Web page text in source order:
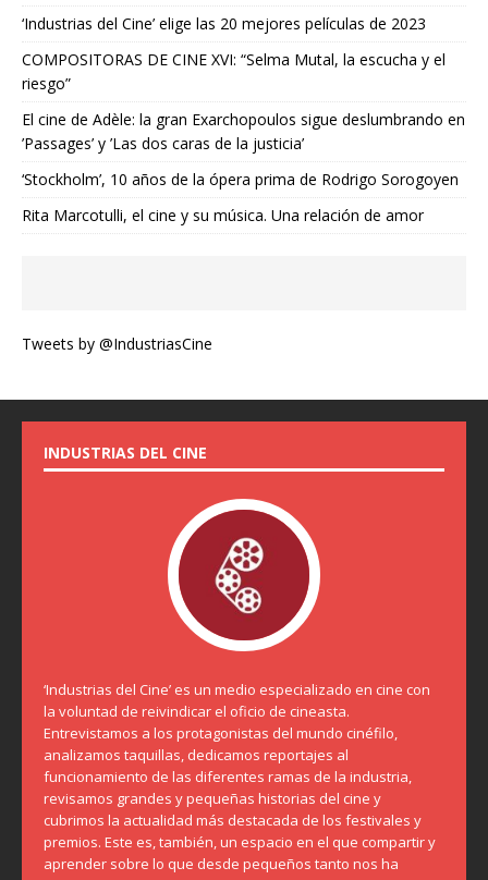
‘Industrias del Cine’ elige las 20 mejores películas de 2023
COMPOSITORAS DE CINE XVI: “Selma Mutal, la escucha y el
riesgo”
El cine de Adèle: la gran Exarchopoulos sigue deslumbrando en
’Passages’ y ’Las dos caras de la justicia’
‘Stockholm’, 10 años de la ópera prima de Rodrigo Sorogoyen
Rita Marcotulli, el cine y su música. Una relación de amor
Tweets by @IndustriasCine
INDUSTRIAS DEL CINE
‘Industrias del Cine’ es un medio especializado en cine con
la voluntad de reivindicar el oficio de cineasta.
Entrevistamos a los protagonistas del mundo cinéfilo,
analizamos taquillas, dedicamos reportajes al
funcionamiento de las diferentes ramas de la industria,
revisamos grandes y pequeñas historias del cine y
cubrimos la actualidad más destacada de los festivales y
premios. Este es, también, un espacio en el que compartir y
aprender sobre lo que desde pequeños tanto nos ha